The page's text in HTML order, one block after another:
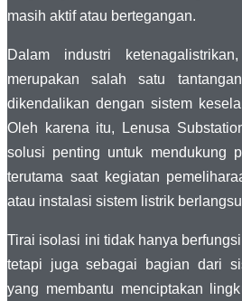
masih aktif atau bertegangan.
Dalam industri
merupakan salah satu
dikendalikan dengan sistem
Oleh karena itu, Lenusa
solusi penting untuk mendukung
terutama saat kegiatan
atau instalasi sistem listrik
Tirai isolasi ini tidak hanya
tetapi juga sebagai bagian dari
yang membantu menciptakan